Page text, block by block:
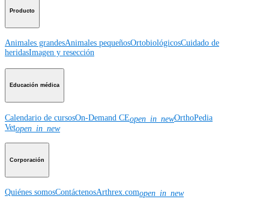
Producto
Animales grandesAnimales pequeñosOrtobiológicosCuidado de
heridasImagen y resección
Educación médica
Calendario de cursosOn-Demand CEopen_in_newOrthoPedia
Vetopen_in_new
Corporación
Quiénes somosContáctenosArthrex.comopen_in_new